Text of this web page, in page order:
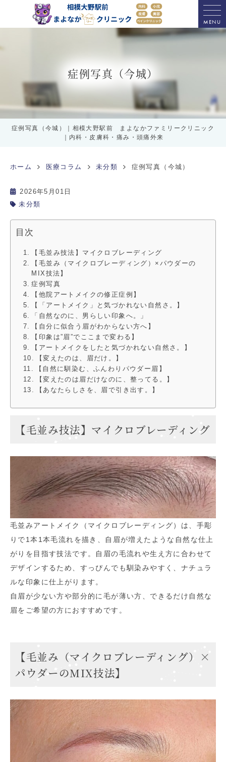
MENU
症例写真（今城）
症例写真（今城）｜相模大野駅前 まよなかファミリークリニック
｜内科・皮膚科・痛み・頭痛外来
ホーム 医療コラム 未分類 症例写真（今城）
2026年5月01日
未分類
目次
【毛並み技法】マイクロブレーディング
【毛並み（マイクロブレーディング）×パウダーの
MIX技法】
症例写真
【他院アートメイクの修正症例】
【「アートメイク」と気づかれない自然さ。】
「自然なのに、男らしい印象へ。」
【自分に似合う眉がわからない方へ】
【印象は”眉”でここまで変わる】
【アートメイクをしたと気づかれない自然さ。】
【変えたのは、眉だけ。】
【自然に馴染む、ふんわりパウダー眉】
【変えたのは眉だけなのに、整ってる。】
【あなたらしさを、眉で引き出す。】
【毛並み技法】マイクロブレーディング
毛並みアートメイク（マイクロブレーディング）は、手彫
りで1本1本毛流れを描き、自眉が増えたような自然な仕上
がりを目指す技法です。自眉の毛流れや生え方に合わせて
デザインするため、すっぴんでも馴染みやすく、ナチュラ
ルな印象に仕上がります。
自眉が少ない方や部分的に毛が薄い方、できるだけ自然な
眉をご希望の方におすすめです。
【毛並み（マイクロブレーディング）×
パウダーのMIX技法】